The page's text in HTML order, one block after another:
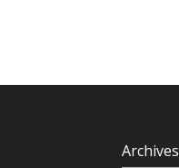
Archives